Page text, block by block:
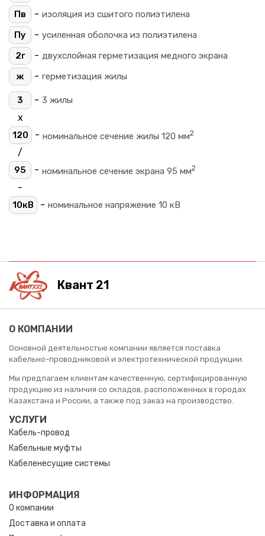
Пв
- изоляция из сшитого полиэтилена
Пу
- усиленная оболочка из полиэтилена
2г
- двухслойная герметизация медного экрана
ж
- герметизация жилы
3 - 3 жилы
х
120 - номинальное сечение жилы 120 мм2
/
95 - номинальное сечение экрана 95 мм2
-
10кВ - номинальное напряжение 10 кВ
Квант 21
О КОМПАНИИ
Основной деятельностью компании является поставка
кабельно-проводниковой и электротехнической продукции.
Мы предлагаем клиентам качественную, сертифицированную
продукцию из наличия со складов, расположенных в городах
Казахстана и России, а также под заказ на производство.
УСЛУГИ
Кабель-провод
Кабельные муфты
Кабеленесущие системы
ИНФОРМАЦИЯ
О компании
Доставка и оплата